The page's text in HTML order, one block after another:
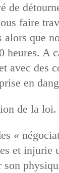
de
faire
alors que
heures. A
avec des
en
de la loi.
«
et injurie
son